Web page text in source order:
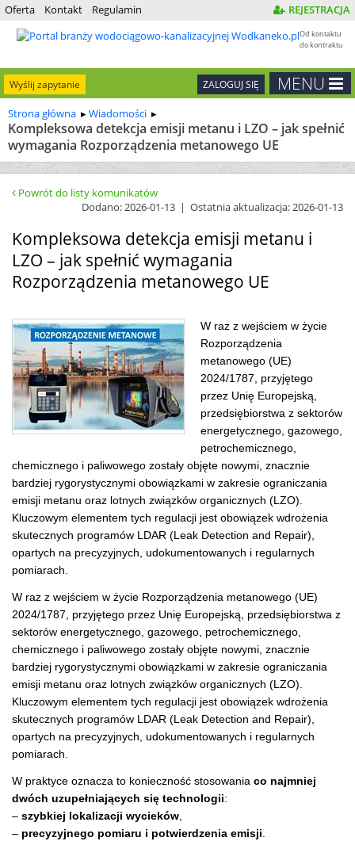
Oferta Kontakt Regulamin REJESTRACJA
Od kontaktu
do kontraktu
MENU
ZALOGUJ SIĘ
Wyślij zapytanie
Strona główna Wiadomości
Kompleksowa detekcja emisji metanu i LZO – jak spełnić
wymagania Rozporządzenia metanowego UE
Powrót do listy komunikatów
Dodano: 2026-01-13 | Ostatnia aktualizacja: 2026-01-13
Kompleksowa detekcja emisji metanu i
LZO – jak spełnić wymagania
Rozporządzenia metanowego UE
W raz z wejściem w życie
Rozporządzenia
metanowego (UE)
2024/1787, przyjętego
przez Unię Europejską,
przedsiębiorstwa z sektorów
energetycznego, gazowego,
petrochemicznego,
chemicznego i paliwowego zostały objęte nowymi, znacznie
bardziej rygorystycznymi obowiązkami w zakresie ograniczania
emisji metanu oraz lotnych związków organicznych (LZO).
Kluczowym elementem tych regulacji jest obowiązek wdrożenia
skutecznych programów LDAR (Leak Detection and Repair),
opartych na precyzyjnych, udokumentowanych i regularnych
pomiarach.
W raz z wejściem w życie Rozporządzenia metanowego (UE)
2024/1787, przyjętego przez Unię Europejską, przedsiębiorstwa z
sektorów energetycznego, gazowego, petrochemicznego,
chemicznego i paliwowego zostały objęte nowymi, znacznie
bardziej rygorystycznymi obowiązkami w zakresie ograniczania
emisji metanu oraz lotnych związków organicznych (LZO).
Kluczowym elementem tych regulacji jest obowiązek wdrożenia
skutecznych programów LDAR (Leak Detection and Repair),
opartych na precyzyjnych, udokumentowanych i regularnych
pomiarach.
W praktyce oznacza to konieczność stosowania co najmniej
dwóch uzupełniających się technologii:
– szybkiej lokalizacji wycieków
– precyzyjnego pomiaru i potwierdzenia emisji